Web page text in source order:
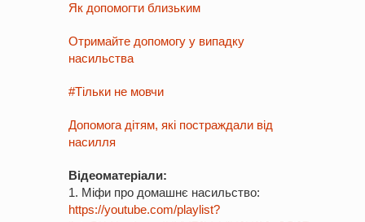
Як допомогти близьким
Отримайте допомогу у випадку
насильства
#Тільки не мовчи
Допомога дітям, які постраждали від
насилля
Відеоматеріали:
1. Міфи про домашнє насильство:
https://youtube.com/playlist?